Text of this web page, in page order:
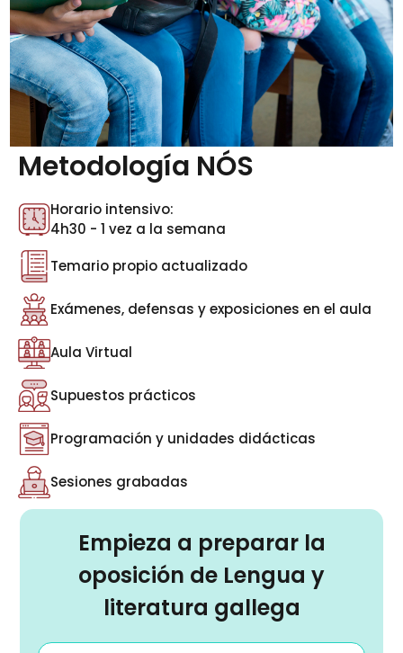
Metodología NÓS
Horario intensivo:
4h30 - 1 vez a la semana
Temario propio actualizado
Exámenes, defensas y exposiciones en el aula
Aula Virtual
Supuestos prácticos
Programación y unidades didácticas
Sesiones grabadas
Empieza a preparar la
oposición de Lengua y
literatura gallega